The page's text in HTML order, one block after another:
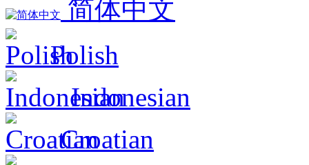
简体中文
Polish
Indonesian
Croatian